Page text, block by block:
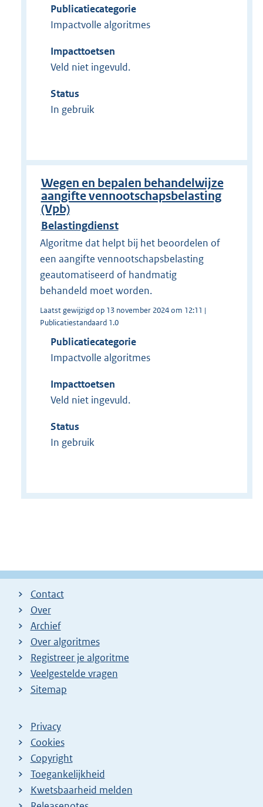
Publicatiecategorie
Impactvolle algoritmes
Impacttoetsen
Veld niet ingevuld.
Status
In gebruik
Wegen en bepalen behandelwijze
aangifte vennootschapsbelasting
(Vpb)
Belastingdienst
Algoritme dat helpt bij het beoordelen of
een aangifte vennootschapsbelasting
geautomatiseerd of handmatig
behandeld moet worden.
Laatst gewijzigd op 13 november 2024 om 12:11 |
Publicatiestandaard 1.0
Publicatiecategorie
Impactvolle algoritmes
Impacttoetsen
Veld niet ingevuld.
Status
In gebruik
Contact
Over
Archief
Over algoritmes
Registreer je algoritme
Veelgestelde vragen
Sitemap
Privacy
Cookies
Copyright
Toegankelijkheid
Kwetsbaarheid melden